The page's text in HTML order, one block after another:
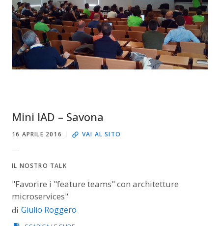
Mini IAD – Savona
16 APRILE 2016 VAI AL SITO
IL NOSTRO TALK
"Favorire i "feature teams" con architetture
microservices"
di Giulio Roggero